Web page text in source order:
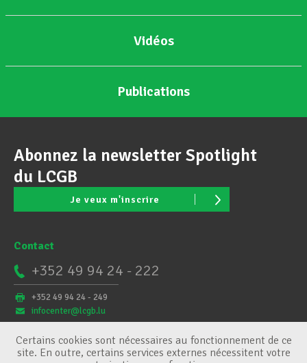
Vidéos
Publications
Abonnez la newsletter Spotlight
du LCGB
Je veux m'inscrire
Contact
+352 49 94 24 - 222
+352 49 94 24 - 249
infocenter@lcgb.lu
Certains cookies sont nécessaires au fonctionnement de ce
site. En outre, certains services externes nécessitent votre